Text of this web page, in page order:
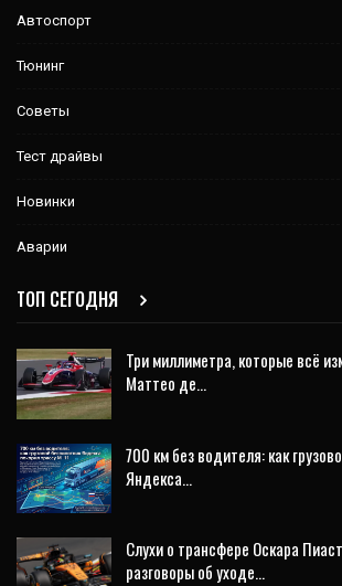
Автоспорт
Тюнинг
Советы
Тест драйвы
Новинки
Аварии
ТОП СЕГОДНЯ
Три миллиметра, которые всё
Маттео де…
700 км без водителя: как
Яндекса…
Слухи о трансфере Оскара
разговоры об уходе…